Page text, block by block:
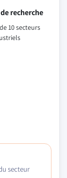
recherche
10 secteurs
secteur